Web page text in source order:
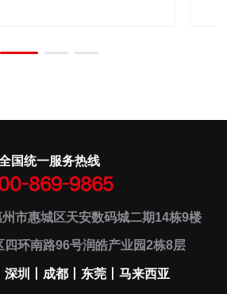
国统一服务热线
869-9865
市惠城区天安数码城二期14栋9楼
环南路96号润皓产业园2栋8层
深圳丨成都丨东莞丨马来西亚